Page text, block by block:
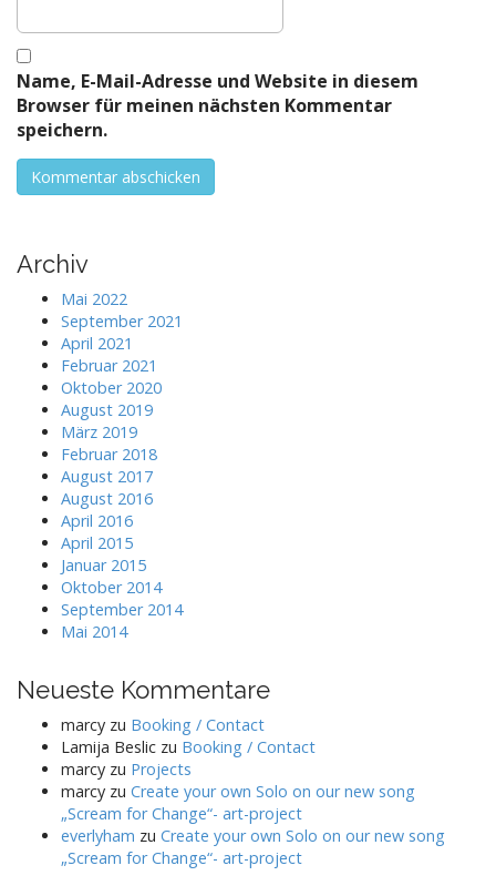
Name, E-Mail-Adresse und Website in diesem
Browser für meinen nächsten Kommentar
speichern.
Archiv
Mai 2022
September 2021
April 2021
Februar 2021
Oktober 2020
August 2019
März 2019
Februar 2018
August 2017
August 2016
April 2016
April 2015
Januar 2015
Oktober 2014
September 2014
Mai 2014
Neueste Kommentare
marcy zu Booking / Contact
Lamija Beslic zu Booking / Contact
marcy zu Projects
marcy zu Create your own Solo on our new song
„Scream for Change“- art-project
everlyham zu Create your own Solo on our new song
„Scream for Change“- art-project